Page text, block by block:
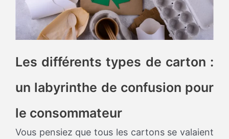
Les différents types de carton :
un labyrinthe de confusion pour
le consommateur
Vous pensiez que tous les cartons se valaient